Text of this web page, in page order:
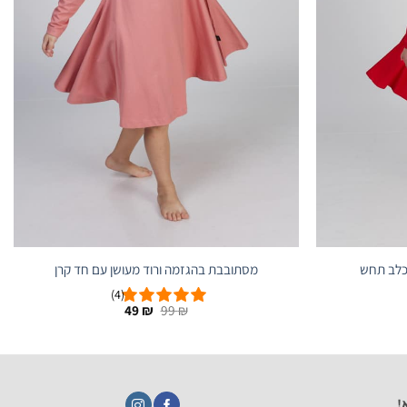
תחש מסתובבת בהגזמה ורוד מעושן עם חד קרן
(4)
99₪ המחיר
99 ₪.
49 ₪ המחיר
49 ₪.